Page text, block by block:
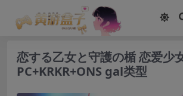
恋する乙女と守護の楯 恋爱少
PC+KRKR+ONS gal类型